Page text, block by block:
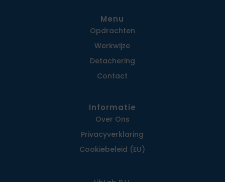
Menu
Opdrachten
Werkwijze
Detachering
Contact
Informatie
Over Ons
Privacy­verklaring
Cookiebeleid (EU)